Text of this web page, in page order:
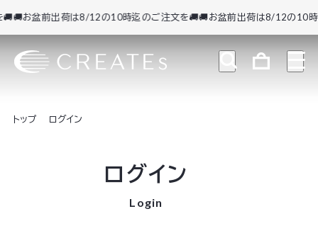
🚚お盆前出荷は8/12の10時迄のご注文を🚚🚚お盆前出荷は8/12の10時迄
トップ ログイン
ログイン
Login